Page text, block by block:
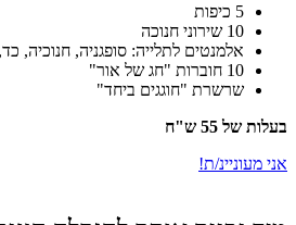
5 כיפות
10 שירוני חנוכה
אלמנטים לתלייה: סופגניה, חנוכיה,
10 חוברות "חג של אור"
שרשרת "חוגגים ביחד"
בעלות של 55 ש"ח
אני מעוניינ/ת!